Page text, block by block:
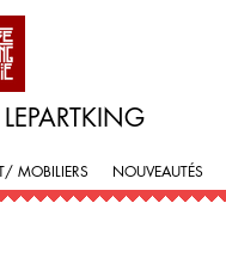
MOBILIERS NOUVEAUTÉS